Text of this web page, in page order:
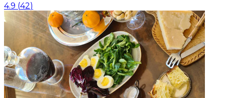
4.9 (42)